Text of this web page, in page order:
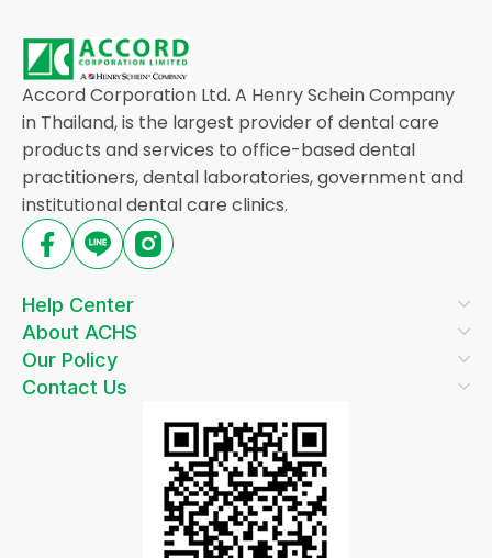
Accord Corporation Ltd. A Henry Schein Company
in Thailand, is the largest provider of dental care
products and services to office-based dental
practitioners, dental laboratories, government and
institutional dental care clinics.
Help Center
About ACHS
Our Policy
Contact Us